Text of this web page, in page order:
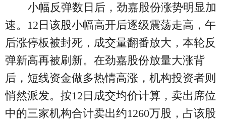
小幅反弹数日后，劲嘉股份涨势明显加
速。12日该股小幅高开后逐级震荡走高，午
后涨停板被封死，成交量翻番放大，本轮反
弹新高再被刷新。在劲嘉股份放量大涨背
后，短线资金做多热情高涨，机构投资者则
悄然派发。按12日成交均价计算，卖出席位
中的三家机构合计卖出约1260万股，占该股